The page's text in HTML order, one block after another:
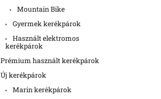
Mountain Bike
Gyermek kerékpárok
Használt elektromos
kerékpárok
Prémium használt kerékpárok
Új kerékpárok
Marin kerékpárok